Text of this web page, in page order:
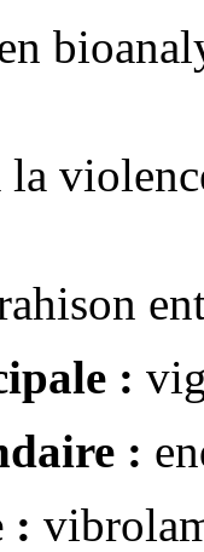
:
:
: